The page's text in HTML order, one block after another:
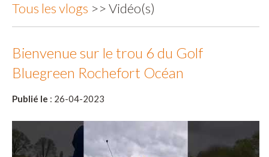
Tous les vlogs >> Vidéo(s)
Bienvenue sur le trou 6 du Golf
Bluegreen Rochefort Océan
Publié le : 26-04-2023